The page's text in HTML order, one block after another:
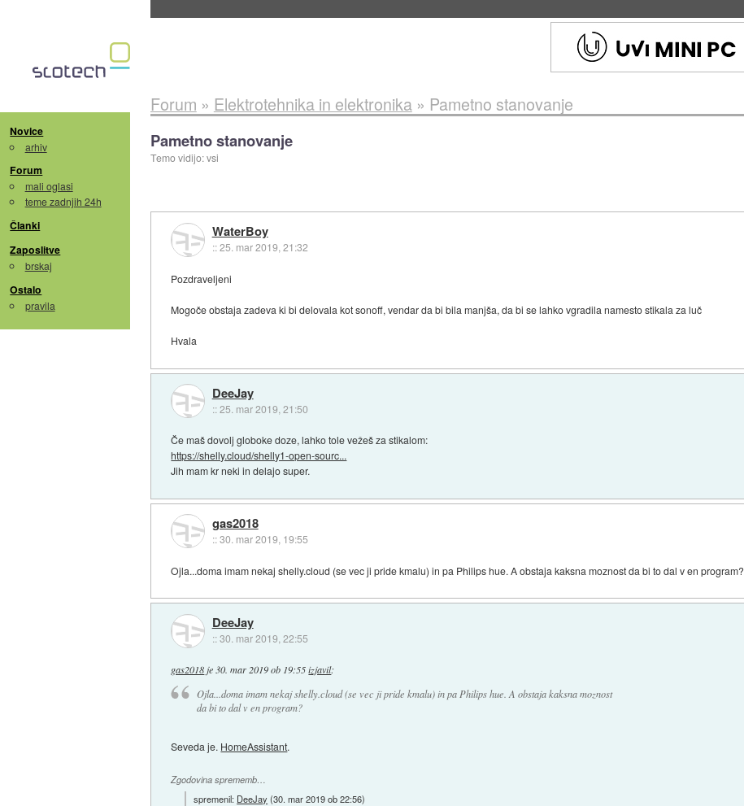
Novice
arhiv
Forum
mali oglasi
teme zadnjih 24h
Članki
Zaposlitve
brskaj
Ostalo
pravila
Forum » Elektrotehnika in elektronika» Pametno stanovanje
Pametno stanovanje
Temo vidijo: vsi
WaterBoy
::25. mar 2019, 21:32
Pozdraveljeni
Mogoče obstaja zadeva ki bi delovala kot sonoff, vendar da bi bila manjša, da bi se lahko vgradila namesto stikala za luč
Hvala
DeeJay
::25. mar 2019, 21:50
Če maš dovolj globoke doze, lahko tole vežeš za stikalom:
https://shelly.cloud/shelly1-open-sourc...
Jih mam kr neki in delajo super.
gas2018
::30. mar 2019, 19:55
Ojla...doma imam nekaj shelly.cloud (se vec ji pride kmalu) in pa Philips hue. A obstaja kaksna moznost da bi to dal v en program?
DeeJay
::30. mar 2019, 22:55
gas2018 je 30. mar 2019 ob 19:55 izjavil:
Ojla...doma imam nekaj shelly.cloud (se vec ji pride kmalu) in pa Philips hue. A obstaja kaksna moznost
da bi to dal v en program?
Seveda je. HomeAssistant.
Zgodovina sprememb…
spremenil: DeeJay (30. mar 2019 ob 22:56)